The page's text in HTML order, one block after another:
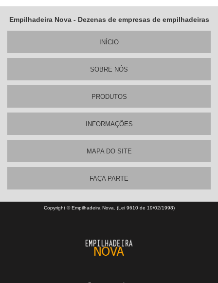
Empilhadeira Nova - Dezenas de empresas de empilhadeiras
INÍ­CIO
SOBRE NÓS
PRODUTOS
INFORMAÇÕES
MAPA DO SITE
FAÇA PARTE
Copyright © Empilhadeira Nova. (Lei 9610 de 19/02/1998)